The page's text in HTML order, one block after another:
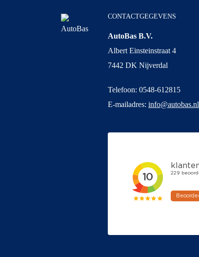
CONTACTGEGEVENS
AutoBas B.V.
Albert Einsteinstraat 4
7442 DK Nijverdal
Telefoon: 0548-612815
E-mailadres: info@autobas.nl